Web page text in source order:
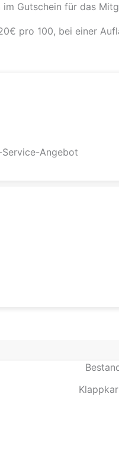
Gutschein für das
pro 100, bei einer
Angebot